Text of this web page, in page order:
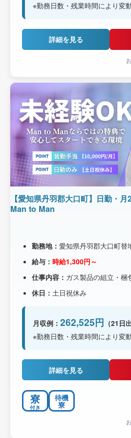
※勤務日数・残業時間により変
詳細を見る
【愛知県丹羽郡大口町】日勤・
Man to Man
勤務地： 愛知県丹羽郡大口町替
給与： 時給1,300円～
仕事内容： ガス製品の組立・梱
休日： 土日祝休み
月収例： 262,525円 （21日
※勤務日数・残業時間により変
詳細を見る
寮
付き
待機
寮